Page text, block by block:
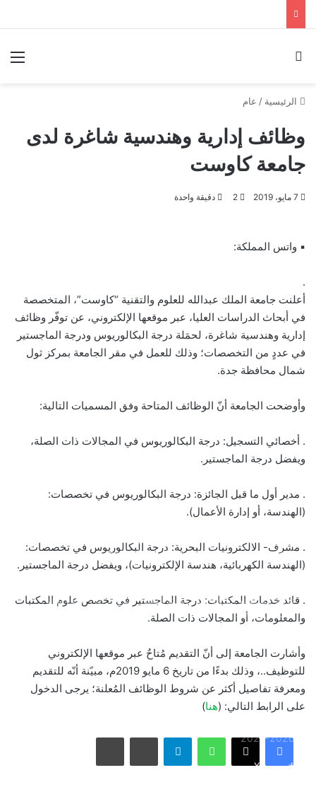
الرئيسية / عام
وظائف إدارية وهندسية شاغرة لدى
جامعة كاوست
7 مايو، 2019 2 دقيقة واحدة
▪ واتس المملكة:
.
أعلنت جامعة الملك عبدالله للعلوم والتقنية “كاوست”، المتخصصة
في أبحاث الدراسات العليا، عبر موقعها الإلكتروني، عن توفّر وظائف
إدارية وهندسية شاغرة، لحمَلة درجة البكالوريوس ودرجة الماجستير
في عددٍ من التخصصات؛ وذلك للعمل في مقر الجامعة بمركز ثول
شمال محافظة جدة.
وأوضحت الجامعة أنّ الوظائف المتاحة وفق المسميات التالية:
. أخصائي التسجيل: درجة البكالوريوس في المجالات ذات الصلة،
ويفضل درجة الماجستير.
. مدير أول ما قبل الجائزة: درجة البكالوريوس في تخصصات:
(الهندسة، أو إدارة الأعمال).
. مشرف- الالكترونيات البحرية: درجة البكالوريوس في تخصصات:
(الهندسة الكهربائية، هندسة الإلكترونيات)، ويفضل درجة الماجستير.
. قائد خدمات المكتبات: درجة الماجستير في تخصص علوم المكتبات
والمعلومات، أو المجالات ذات الصلة.
وأشارت الجامعة إلى أنّ التقديم مُتاحٌ عبر موقعها الإلكتروني
للتوظيف..، وذلك بدءًا من تاريخ 6 مايو 2019م، مبيّنة أنّه للتقديم
ومعرفة تفاصيل أكثر عن شروط الوظائف المُعلنة؛ يرجى الدخول
على الرابط التالي: (هنا)
فيسبوك X
واتساب تيلقرام مشاركة عبر البريد طباعة
المغامرين ولن تصدق ما يحدث في «حلبة الموت»!
ثنائية بيلينغهام القاتلة تقود إنجلترا لعبور النرويج إلى نصف نهائي
مونديال 2026
أمريكا تشنّ الجولة الثالثة من ضرباتها الجوية على إيران رداً على
هجوم بمضيق هرمز
2026-2027